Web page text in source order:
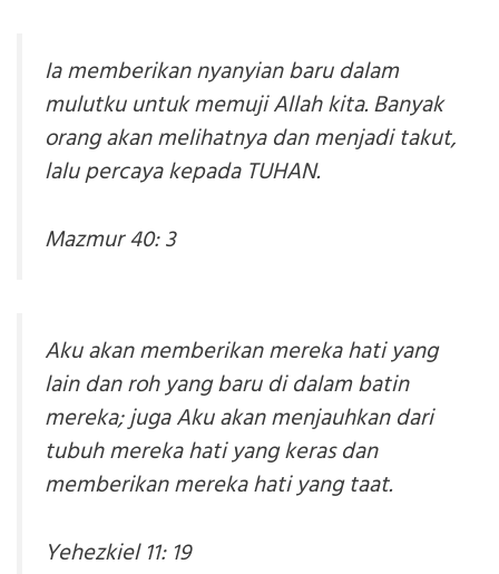
Ia memberikan nyanyian baru dalam
mulutku untuk memuji Allah kita. Banyak
orang akan melihatnya dan menjadi takut,
lalu percaya kepada TUHAN.
Mazmur 40: 3
Aku akan memberikan mereka hati yang
lain dan roh yang baru di dalam batin
mereka; juga Aku akan menjauhkan dari
tubuh mereka hati yang keras dan
memberikan mereka hati yang taat.
Yehezkiel 11: 19